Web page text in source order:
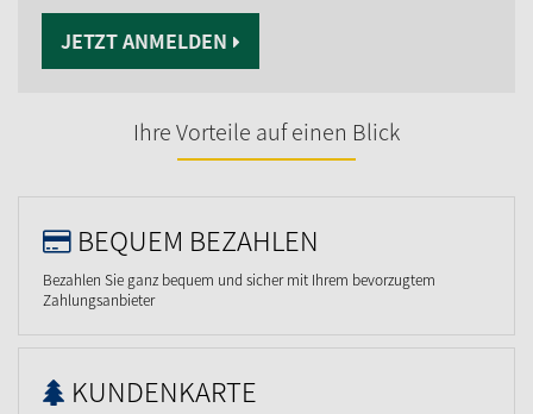
JETZT ANMELDEN
Ihre Vorteile auf einen Blick
BEQUEM BEZAHLEN
Bezahlen Sie ganz bequem und sicher mit Ihrem bevorzugtem
Zahlungsanbieter
KUNDENKARTE